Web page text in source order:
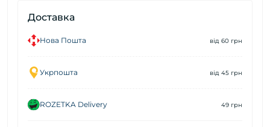
Доставка
Нова Пошта від 60 грн
Укрпошта від 45 грн
ROZETKA Delivery 49 грн